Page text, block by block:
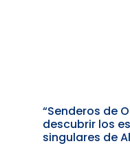
“Senderos de
descubrir los
singulares de